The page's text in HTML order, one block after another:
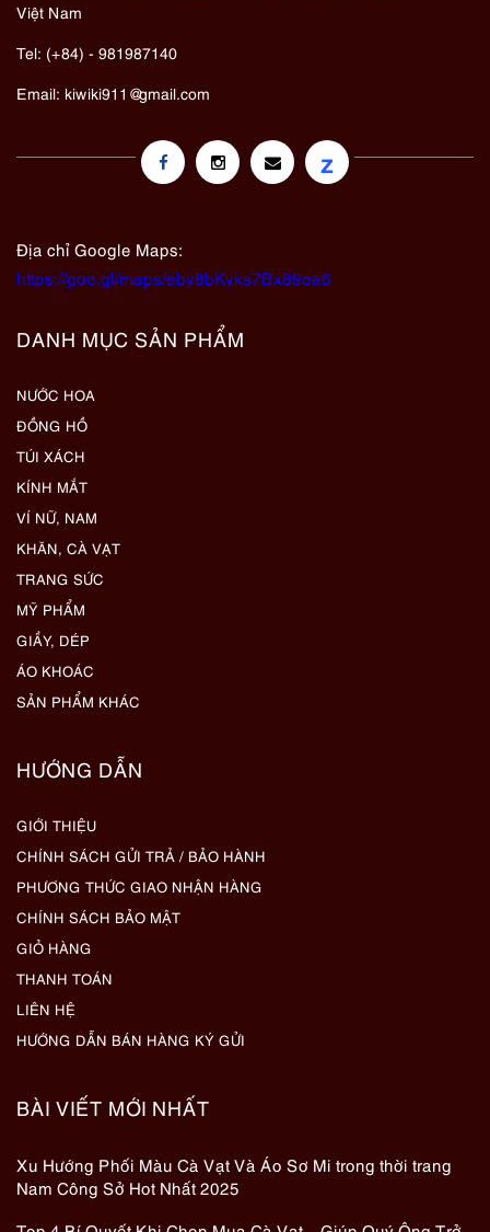
Việt Nam
Tel: (+84) - 981987140
Email: kiwiki911@gmail.com
z
Địa chỉ Google Maps:
https://goo.gl/maps/eby8bKyks7Bx89oa6
DANH MỤC SẢN PHẨM
NƯỚC HOA
ĐỒNG HỒ
TÚI XÁCH
KÍNH MẮT
VÍ NỮ, NAM
KHĂN, CÀ VẠT
TRANG SỨC
MỸ PHẨM
GIẦY, DÉP
ÁO KHOÁC
SẢN PHẨM KHÁC
HƯỚNG DẪN
GIỚI THIỆU
CHÍNH SÁCH GỬI TRẢ / BẢO HÀNH
PHƯƠNG THỨC GIAO NHẬN HÀNG
CHÍNH SÁCH BẢO MẬT
GIỎ HÀNG
THANH TOÁN
LIÊN HỆ
HƯỚNG DẪN BÁN HÀNG KÝ GỬI
BÀI VIẾT MỚI NHẤT
Xu Hướng Phối Màu Cà Vạt Và Áo Sơ Mi trong thời trang
Nam Công Sở Hot Nhất 2025